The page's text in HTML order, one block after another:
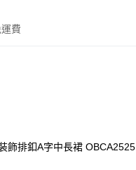
費
飾排釦A字中長裙 OBCA2525